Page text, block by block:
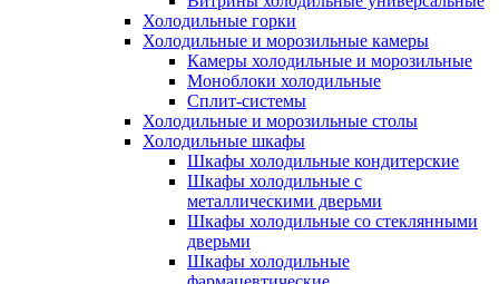
Холодильные горки
Холодильные и морозильные камеры
Камеры холодильные и морозильные
Моноблоки холодильные
Сплит-системы
Холодильные и морозильные столы
Холодильные шкафы
Шкафы холодильные кондитерские
Шкафы холодильные с
металлическими дверьми
Шкафы холодильные со стеклянными
дверьми
Шкафы холодильные